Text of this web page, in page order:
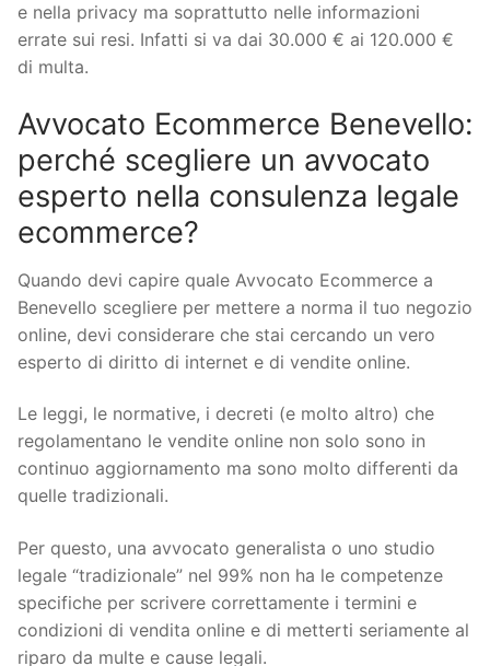
e nella privacy ma soprattutto nelle informazioni
errate sui resi. Infatti si va dai 30.000 € ai 120.000 €
di multa.
Avvocato Ecommerce Benevello:
perché scegliere un avvocato
esperto nella consulenza legale
ecommerce?
Quando devi capire quale Avvocato Ecommerce a
Benevello scegliere per mettere a norma il tuo negozio
online, devi considerare che stai cercando un vero
esperto di diritto di internet e di vendite online.
Le leggi, le normative, i decreti (e molto altro) che
regolamentano le vendite online non solo sono in
continuo aggiornamento ma sono molto differenti da
quelle tradizionali.
Per questo, una avvocato generalista o uno studio
legale “tradizionale” nel 99% non ha le competenze
specifiche per scrivere correttamente i termini e
condizioni di vendita online e di metterti seriamente al
riparo da multe e cause legali.